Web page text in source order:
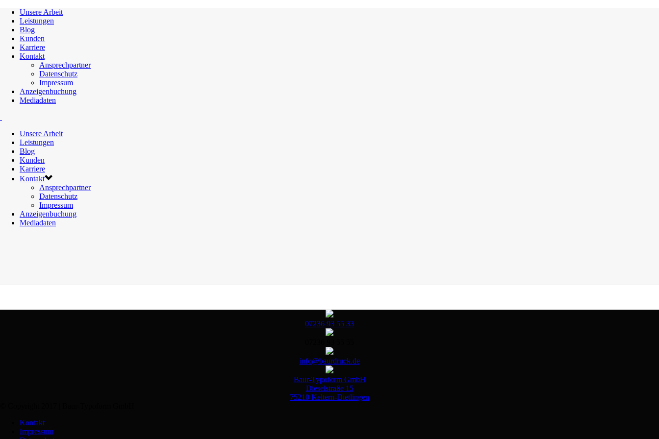
Unsere Arbeit
Leistungen
Blog
Kunden
Karriere
Kontakt
Ansprechpartner
Datenschutz
Impressum
Anzeigenbuchung
Mediadaten
Unsere Arbeit
Leistungen
Blog
Kunden
Karriere
Kontakt
Ansprechpartner
Datenschutz
Impressum
Anzeigenbuchung
Mediadaten
07236 93 55 33
info@baurdruck.de
Baur-Typoform GmbH
Dieselstraße 15
75210 Keltern-Dietlingen
Kontakt
Impressum